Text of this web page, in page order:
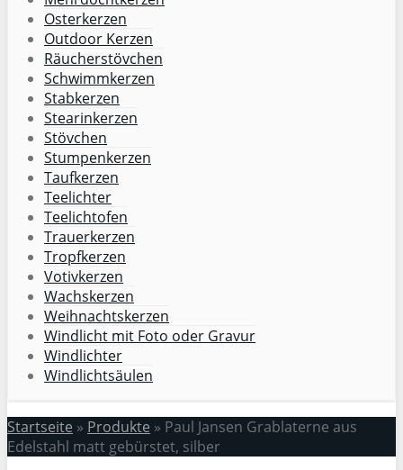
Osterkerzen
Outdoor Kerzen
Räucherstövchen
Schwimmkerzen
Stabkerzen
Stearinkerzen
Stövchen
Stumpenkerzen
Taufkerzen
Teelichter
Teelichtofen
Trauerkerzen
Tropfkerzen
Votivkerzen
Wachskerzen
Weihnachtskerzen
Windlicht mit Foto oder Gravur
Windlichter
Windlichtsäulen
Startseite » Produkte » Paul Jansen Grablaterne aus
Edelstahl matt gebürstet, silber